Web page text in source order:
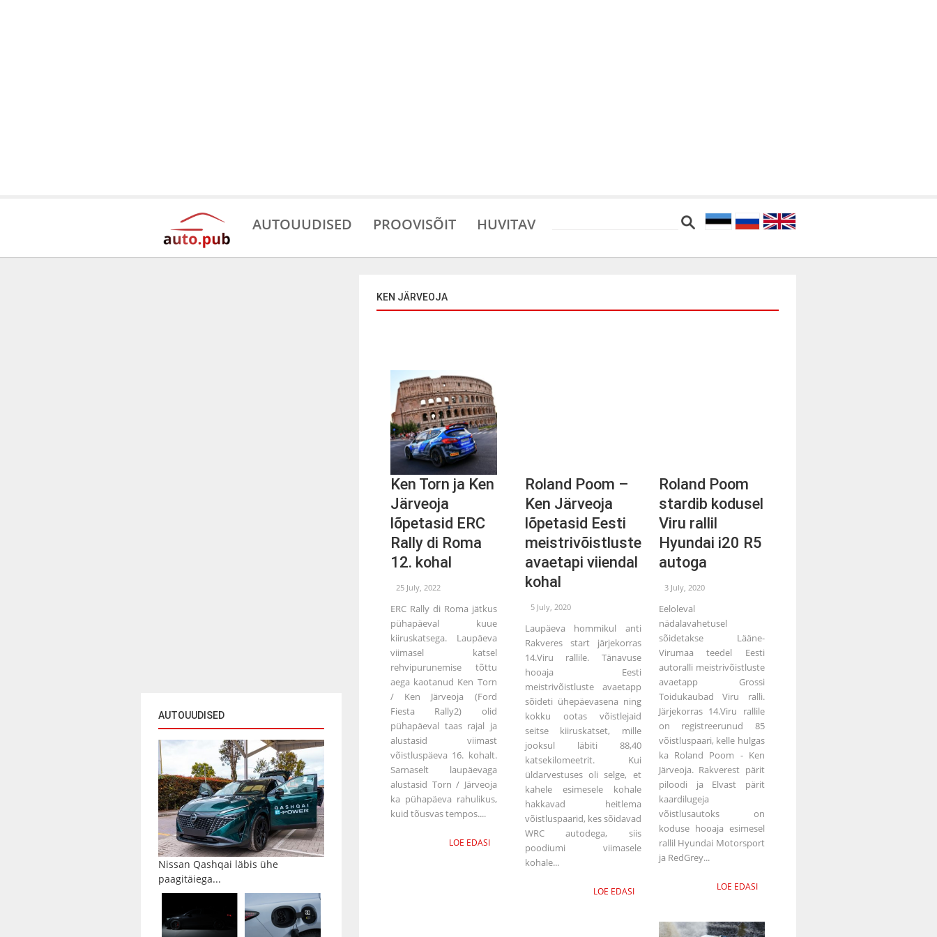
AUTOUUDISED PROOVISÕIT HUVITAV
AUTOUUDISED
Nissan Qashqai läbis ühe
paagitäiega...
KEN JÄRVEOJA
Ken Torn ja Ken
Järveoja
lõpetasid ERC
Rally di Roma
12. kohal
25 July, 2022
ERC Rally di Roma jätkus
pühapäeval kuue
kiiruskatsega. Laupäeva
viimasel katsel
rehvipurunemise tõttu
aega kaotanud Ken Torn
/ Ken Järveoja (Ford
Fiesta Rally2) olid
pühapäeval taas rajal ja
alustasid viimast
võistluspäeva 16. kohalt.
Sarnaselt laupäevaga
alustasid Torn / Järveoja
ka pühapäeva rahulikus,
kuid tõusvas tempos....
LOE EDASI
Roland Poom –
Ken Järveoja
lõpetasid Eesti
meistrivõistluste
avaetapi viiendal
kohal
5 July, 2020
Laupäeva hommikul anti
Rakveres start järjekorras
14.Viru rallile. Tänavuse
hooaja Eesti
meistrivõistluste avaetapp
sõideti ühepäevasena ning
kokku ootas võistlejaid
seitse kiiruskatset, mille
jooksul läbiti 88,40
katsekilomeetrit. Kui
üldarvestuses oli selge, et
kahele esimesele kohale
hakkavad heitlema
võistluspaarid, kes sõidavad
WRC autodega, siis
poodiumi viimasele
kohale...
LOE EDASI
Roland Poom
stardib kodusel
Viru rallil
Hyundai i20 R5
autoga
3 July, 2020
Eeloleval
nädalavahetusel
sõidetakse Lääne-
Virumaa teedel Eesti
autoralli meistrivõistluste
avaetapp Grossi
Toidukaubad Viru ralli.
Järjekorras 14.Viru rallile
on registreerunud 85
võistluspaari, kelle hulgas
ka Roland Poom - Ken
Järveoja. Rakverest pärit
piloodi ja Elvast pärit
kaardilugeja
võistlusautoks on
koduse hooaja esimesel
rallil Hyundai Motorsport
ja RedGrey...
LOE EDASI